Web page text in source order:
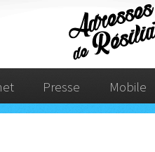
Presse Mobile